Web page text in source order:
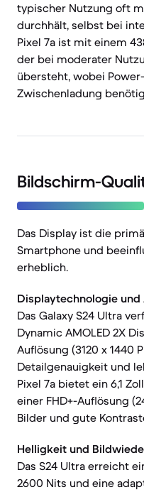
typischer Nutzung oft
durchhält, selbst bei
Pixel 7a ist mit einem
der bei moderater
übersteht, wobei
Zwischenladung
Bildschirm-
Das Display ist die
Smartphone und
erheblich.
Displaytechnologie und
Das Galaxy S24 Ultra
Dynamic AMOLED 2X
Auflösung (3120 x 1440
Detailgenauigkeit und
Pixel 7a bietet ein 6,1
einer FHD+-Auflösung
Bilder und gute
Helligkeit und
Das S24 Ultra erreicht
2600 Nits und eine